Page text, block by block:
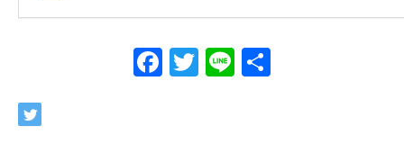
Facebook
Twitter
Line